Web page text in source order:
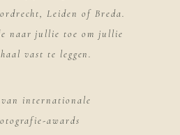
Leiden of Breda.
naar jullie toe om jullie
vast te leggen.
internationale
awards